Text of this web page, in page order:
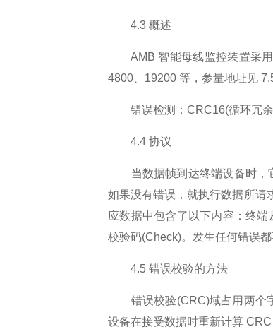
4.3 概述
AMB 智能母线监控装置采用
4800、19200 等，参量地址见
错误检测：CRC16(循环冗
4.4 协议
当数据帧到达终端设备时，它
如果没有错误，就执行数据所请
应数据中包含了以下内容：终
校验码(Check)。发生任何错误
4.5 错误校验的方法
错误校验(CRC)域占用两个字
设备在接受数据时重新计算